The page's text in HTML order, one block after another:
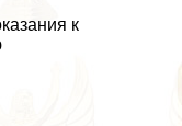
к